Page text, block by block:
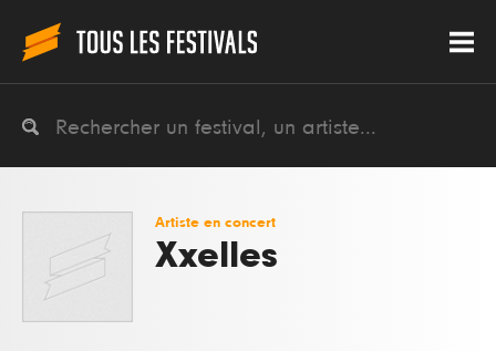
Artiste en concert
Xxelles